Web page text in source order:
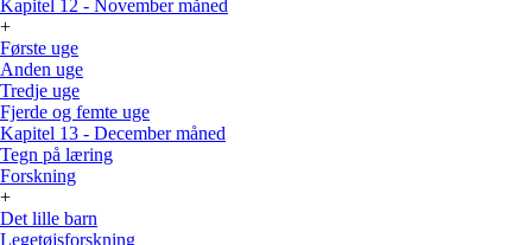
Kapitel 12 - November måned
+
Første uge
Anden uge
Tredje uge
Fjerde og femte uge
Kapitel 13 - December måned
Tegn på læring
Forskning
+
Det lille barn
Legetøjsforskning